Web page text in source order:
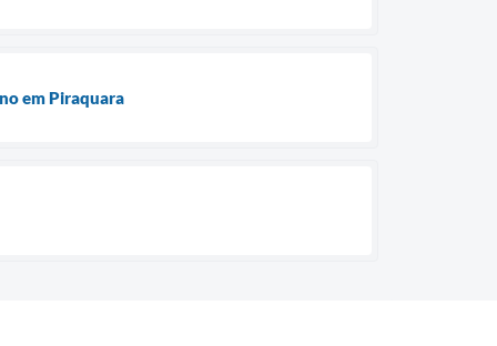
em Piraquara